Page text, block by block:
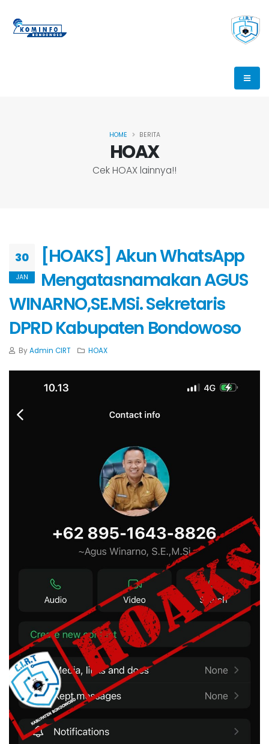
HOAX
Cek HOAX lainnya!!
HOME BERITA
30
JAN
[HOAKS] Akun WhatsApp
Mengatasnamakan AGUS
WINARNO,SE.MSi. Sekretaris
DPRD Kabupaten Bondowoso
ByAdmin CIRT HOAX